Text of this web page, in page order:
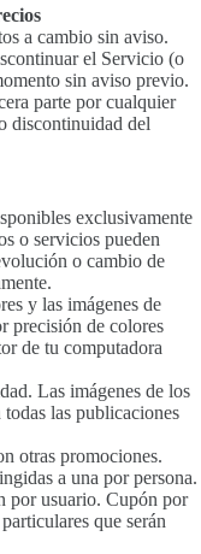
a cambio sin aviso.
el Servicio (o
sin aviso previo.
parte por cualquier
discontinuidad del
exclusivamente
o servicios pueden
o cambio de
y las imágenes de
precisión de colores
de tu computadora
Las imágenes de los
las publicaciones
otras promociones.
a una por persona.
por usuario. Cupón por
que serán